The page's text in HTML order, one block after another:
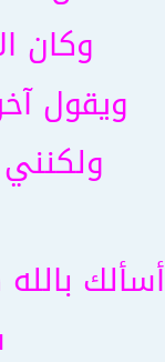
وكان
ويقول
أسألك